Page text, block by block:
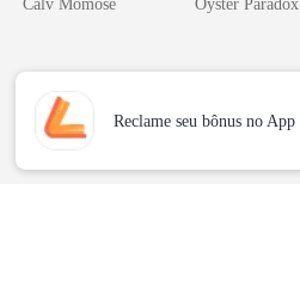
Reclame seu bônus no App